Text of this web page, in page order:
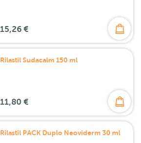
15,26 €
Rilastil Sudacalm 150 ml
11,80 €
Rilastil PACK Duplo Neoviderm 30 ml